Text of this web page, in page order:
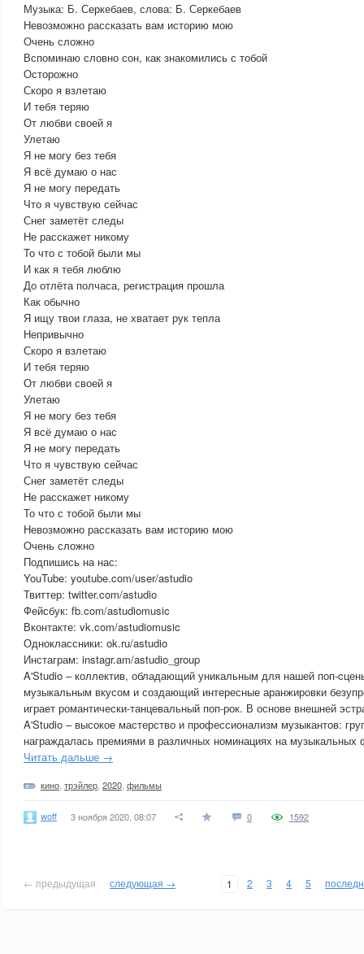
Музыка: Б. Серкебаев, слова: Б. Серкебаев
Невозможно рассказать вам историю мою
Очень сложно
Вспоминаю словно сон, как знакомились с тобой
Осторожно
Скоро я взлетаю
И тебя теряю
От любви своей я
Улетаю
Я не могу без тебя
Я всё думаю о нас
Я не могу передать
Что я чувствую сейчас
Снег заметёт следы
Не расскажет никому
То что с тобой были мы
И как я тебя люблю
До отлёта полчаса, регистрация прошла
Как обычно
Я ищу твои глаза, не хватает рук тепла
Непривычно
Скоро я взлетаю
И тебя теряю
От любви своей я
Улетаю
Я не могу без тебя
Я всё думаю о нас
Я не могу передать
Что я чувствую сейчас
Снег заметёт следы
Не расскажет никому
То что с тобой были мы
Невозможно рассказать вам историю мою
Очень сложно
Подпишись на нас:
YouTube: youtube.com/user/astudio
Твиттер: twitter.com/astudio
Фейсбук: fb.com/astudiomusic
Вконтакте: vk.com/astudiomusic
Одноклассники: ok.ru/astudio
Инстаграм: instagr.am/astudio_group
A'Studio – коллектив, обладающий уникальным для нашей поп-
музыкальным вкусом и создающий интересные аранжировки
играет романтически-танцевальный поп-рок. В основе внешней
A'Studio – высокое мастерство и профессионализм музыкантов:
награждалась премиями в различных номинациях на музыкальных
Читать дальше →
кино трэйлер 2020 фильмы
woff 3 ноября 2020, 08:07 0 1592
← предыдущая следующая → 1 2 3 4 5